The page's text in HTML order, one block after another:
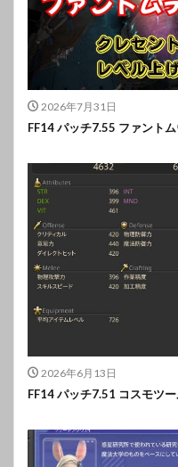
2026年7月31日
FF14 パッチ7.55 ファント
2026年6月13日
FF14 パッチ7.51 コスモツ